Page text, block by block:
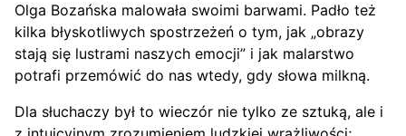
Olga Bozańska malowała swoimi barwami. Padło też
kilka błyskotliwych spostrzeżeń o tym, jak „obrazy
stają się lustrami naszych emocji” i jak malarstwo
potrafi przemówić do nas wtedy, gdy słowa milkną.
Dla słuchaczy był to wieczór nie tylko ze sztuką, ale i